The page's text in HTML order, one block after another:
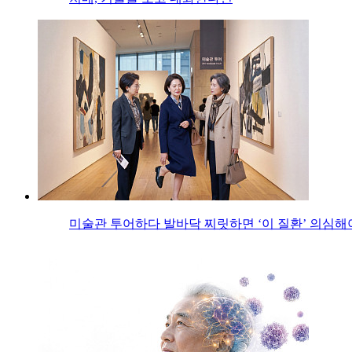
미술관 투어하다 발바닥 찌릿하면 ‘이 질환’ 의심해